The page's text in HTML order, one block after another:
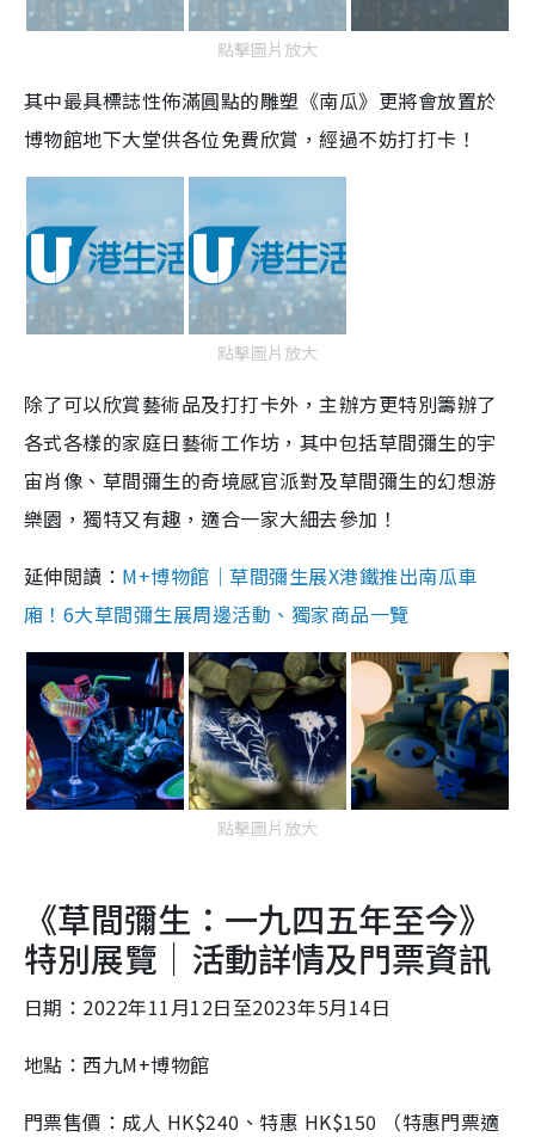
點擊圖片放大
其中最具標誌性佈滿圓點的雕塑《南瓜》更將會放置於
博物館地下大堂供各位免費欣賞，經過不妨打打卡！
點擊圖片放大
除了可以欣賞藝術品及打打卡外，主辦方更特別籌辦了
各式各樣的家庭日藝術工作坊，其中包括草間彌生的宇
宙肖像、草間彌生的奇境感官派對及草間彌生的幻想游
樂園，獨特又有趣，適合一家大細去參加！
延伸閲讀： M+博物館｜草間彌生展X港鐵推出南瓜車
廂！6大草間彌生展周邊活動、獨家商品一覽
點擊圖片放大
《草間彌生：一九四五年至今》
特別展覽｜活動詳情及門票資訊
日期：2022年11月12日至2023年5月14日
地點：西九M+博物館
門票售價：成人 HK$240 、特惠 HK$150
（特惠門票適